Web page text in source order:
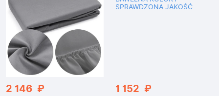
2 146 ₽ 1 152 ₽